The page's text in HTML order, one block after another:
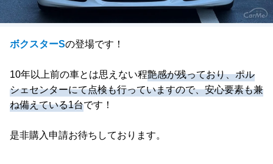
ボクスターSの登場です！
10年以上前の車とは思えない程艶感が残っており、ポル
シェセンターにて点検も行っていますので、安心要素も兼
ね備えている1台です！
是非購入申請お待ちしております。